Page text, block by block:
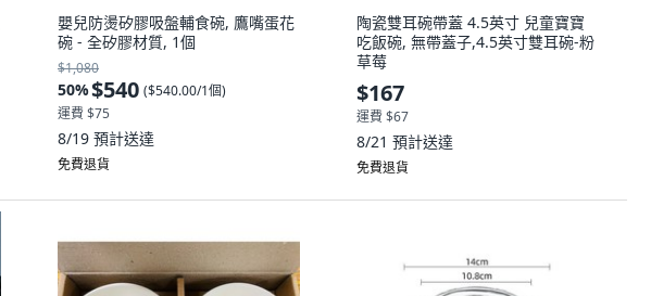
嬰兒防燙矽膠吸盤輔食碗, 鷹嘴蛋花
碗 - 全矽膠材質, 1個
$1,080
50%$540 ($540.00/1個)
運費 $75
8/19 預計送達
免費退貨
陶瓷雙耳碗帶蓋 4.5英寸 兒童寶寶
吃飯碗, 無帶蓋子,4.5英寸雙耳碗-粉
草莓
$167
運費 $67
8/21 預計送達
免費退貨